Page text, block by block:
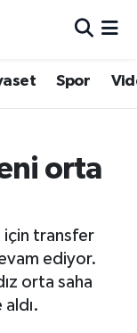
Spor
orta
için transfer
ediyor.
orta saha